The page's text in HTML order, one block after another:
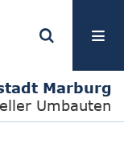
Marburg
Umbauten